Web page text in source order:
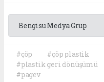
Bengisu Medya Grup
#çöp #çöp plastik
#plastik geri dönüşümü
#pagev